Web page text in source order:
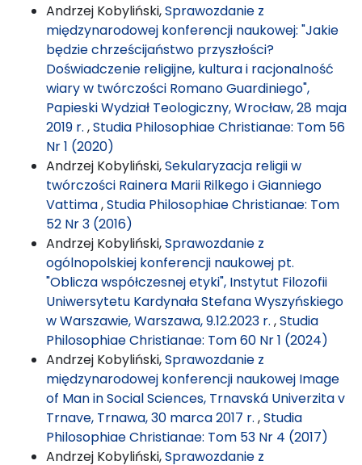
Andrzej Kobyliński,Sprawozdanie z
międzynarodowej konferencji naukowej: "Jakie
będzie chrześcijaństwo przyszłości?
Doświadczenie religijne, kultura i racjonalność
wiary w twórczości Romano Guardiniego",
Papieski Wydział Teologiczny, Wrocław, 28 maja
2019 r. ,Studia Philosophiae Christianae: Tom 56
Nr 1 (2020)
Andrzej Kobyliński,Sekularyzacja religii w
twórczości Rainera Marii Rilkego i Gianniego
Vattima,Studia Philosophiae Christianae: Tom
52 Nr 3 (2016)
Andrzej Kobyliński,Sprawozdanie z
ogólnopolskiej konferencji naukowej pt.
"Oblicza współczesnej etyki", Instytut Filozofii
Uniwersytetu Kardynała Stefana Wyszyńskiego
w Warszawie, Warszawa, 9.12.2023 r. ,Studia
Philosophiae Christianae: Tom 60 Nr 1 (2024)
Andrzej Kobyliński,Sprawozdanie z
międzynarodowej konferencji naukowej Image
of Man in Social Sciences, Trnavská Univerzita v
Trnave, Trnawa, 30 marca 2017 r. ,Studia
Philosophiae Christianae: Tom 53 Nr 4 (2017)
Andrzej Kobyliński,Sprawozdanie z